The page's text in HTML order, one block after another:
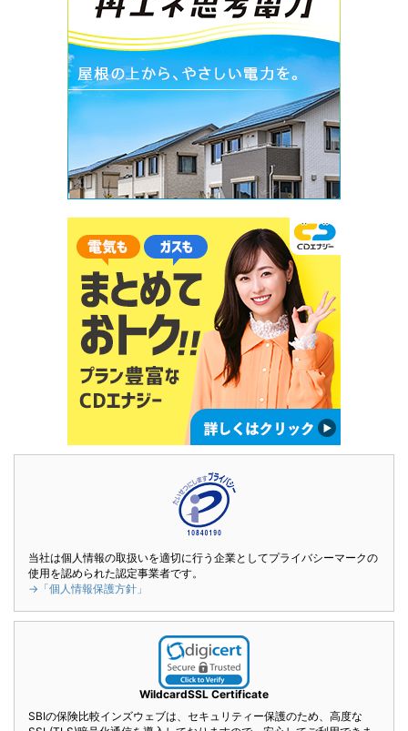
当社は個人情報の取扱いを適切に行う企業としてプライバシーマークの
使用を認められた認定事業者です。
→「個人情報保護方針」
WildcardSSL Certificate
SBIの保険比較インズウェブは、セキュリティー保護のため、高度な